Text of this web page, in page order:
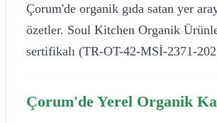
Çorum'de organik gıda satan yer
özetler. Soul Kitchen Organik
sertifikalı (TR-OT-42-MSİ-2371-
Çorum'de Yerel Organik